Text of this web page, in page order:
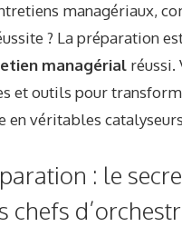
managériaux,
? La préparation
managérial réussi.
et outils pour
en véritables
: le
chefs